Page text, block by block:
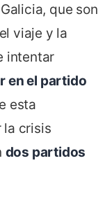
que son
viaje y la
intentar
en el partido
esta
la crisis
dos partidos